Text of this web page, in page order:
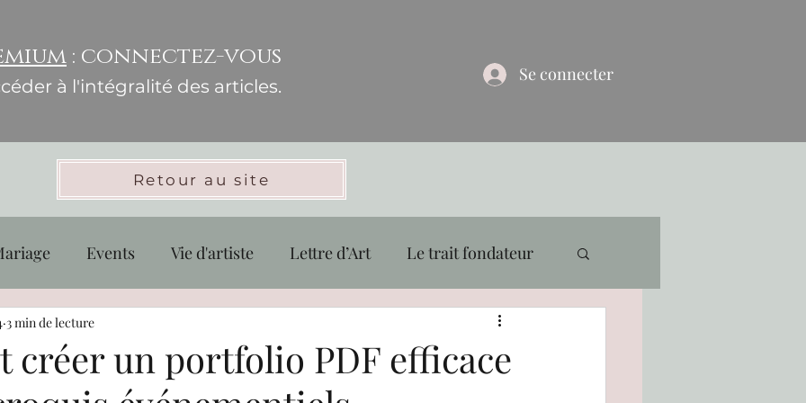
: connectez-vous
à l'intégralité des articles.
Se connecter
Retour au site
Events Vie d'artiste Lettre d’Art Le trait fondateur
Croquis Pratique & Perfectionnement
Communauté & Collaboration
créer un portfolio PDF efficace
3 min de lecture